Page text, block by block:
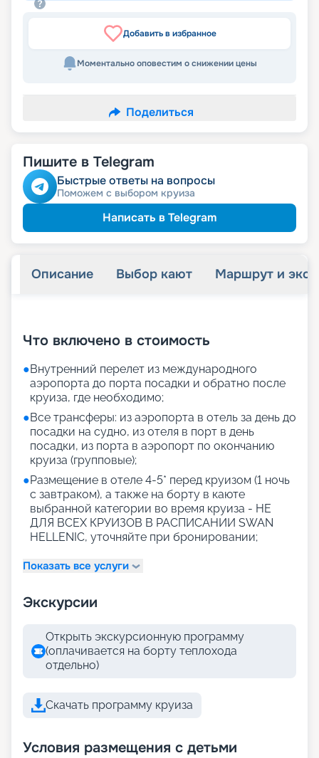
Добавить в избранное
Моментально оповестим о снижении цены
Поделиться
Пишите в Telegram
Быстрые ответы на вопросы
Поможем с выбором круиза
Написать в Telegram
Описание Выбор кают Маршрут и
Что включено в стоимость
●Внутренний перелет из международного
аэропорта до порта посадки и обратно после
круиза, где необходимо;
●Все трансферы: из аэропорта в отель за день до
посадки на судно, из отеля в порт в день
посадки, из порта в аэропорт по окончанию
круиза (групповые);
●Размещение в отеле 4-5* перед круизом (1 ночь
с завтраком), а также на борту в каюте
выбранной категории во время круиза - НЕ
ДЛЯ ВСЕХ КРУИЗОВ В РАСПИСАНИИ SWAN
HELLENIC, уточняйте при бронировании;
Показать все услуги
Экскурсии
Открыть экскурсионную программу
(оплачивается на борту теплохода
отдельно)
Скачать программу круиза
Условия размещения с детьми